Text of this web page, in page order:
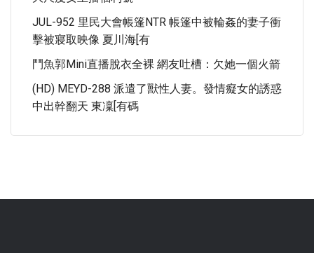
JUL-952 里民大會帳篷NTR 帳篷中被輪姦的妻子衝
擊被寢取映像 夏川海[有
鬥魚郭mini直播脫衣全裸 網友吐槽：欠她一個火箭
(HD) MEYD-288 派遣了獸性人妻。發情癡女的誘惑
中出幹翻天 東凜[有碼